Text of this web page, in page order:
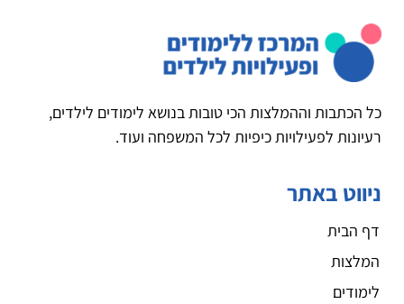
כל הכתבות וההמלצות הכי טובות בנושא לימודים לילדים,
רעיונות לפעילויות כיפיות לכל המשפחה ועוד.
ניווט באתר
דף הבית
המלצות
לימודים